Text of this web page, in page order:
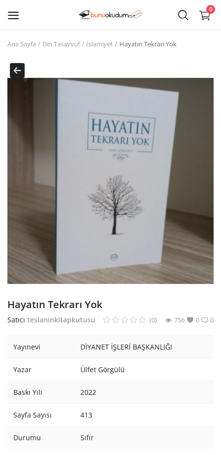
0
Sat
Bilim
Din Tasavvuf
Hobi Kitapları
Ana Sayfa Din Tasavvuf İslamiyet Hayatın Tekrarı Yok
Hayatın Tekrarı Yok
Satıcı teslaninkitapkutusu 0
(0) 0
756
Yayınevi DİYANET İŞLERİ BAŞKANLIĞI
Yazar Ülfet Görgülü
Baskı Yılı 2022
Sayfa Sayısı 413
Durumu Sıfır